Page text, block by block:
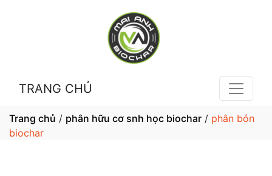
TRANG CHỦ
Trang chủ / phân hữu cơ snh học biochar / phân bón
biochar